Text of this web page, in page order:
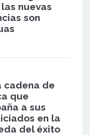
nuevas
son
cadena de
que
a sus
en la
del éxito